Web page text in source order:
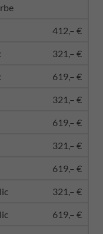
412,– €
321,– €
619,– €
321,– €
619,– €
321,– €
619,– €
321,– €
619,– €